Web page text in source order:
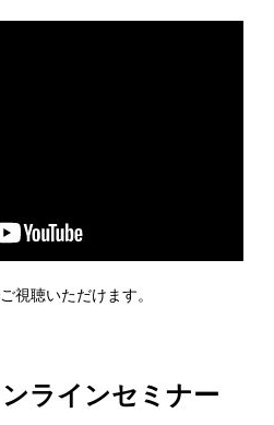
視聴いただけます。
ラインセミナー